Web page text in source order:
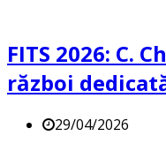
FITS 2026: C.
război
29/04/2026